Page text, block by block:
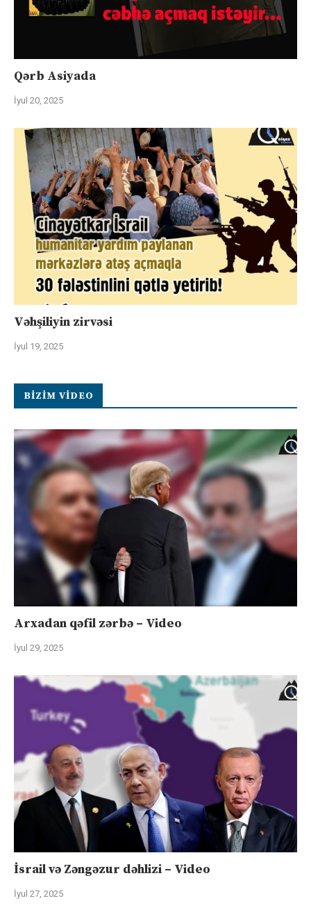
Qərb Asiyada
İyul 20, 2025
Vəhşiliyin zirvəsi
İyul 19, 2025
BIZIM VIDEO
Arxadan qəfil zərbə – Video
İyul 29, 2025
İsrail və Zəngəzur dəhlizi – Video
İyul 27, 2025